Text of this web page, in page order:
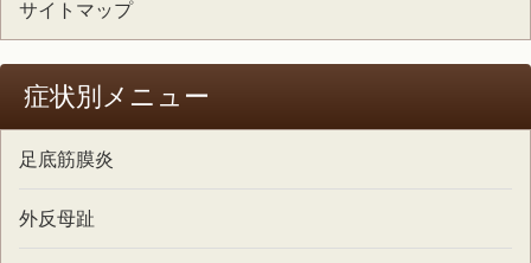
サイトマップ
症状別メニュー
足底筋膜炎
外反母趾